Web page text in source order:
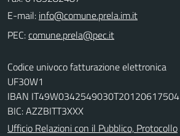
E-mail:
PEC:
Codice univoco fatturazione elettronica
UF30W1
IBAN IT49W0342549030T20120617504
BIC: AZZBITT3XXX
Ufficio Relazioni con il Pubblico, Protocollo